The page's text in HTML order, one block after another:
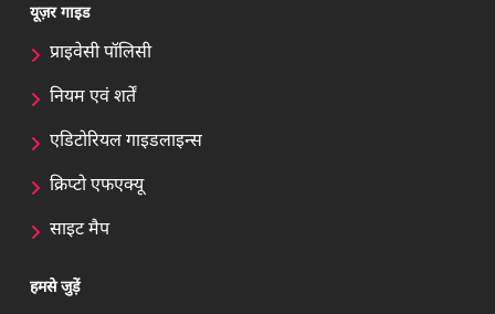
यूज़र गाइड
प्राइवेसी पॉलिसी
नियम एवं शर्तें
एडिटोरियल गाइडलाइन्स
क्रिप्टो एफएक्यू
साइट मैप
हमसे जुड़ें